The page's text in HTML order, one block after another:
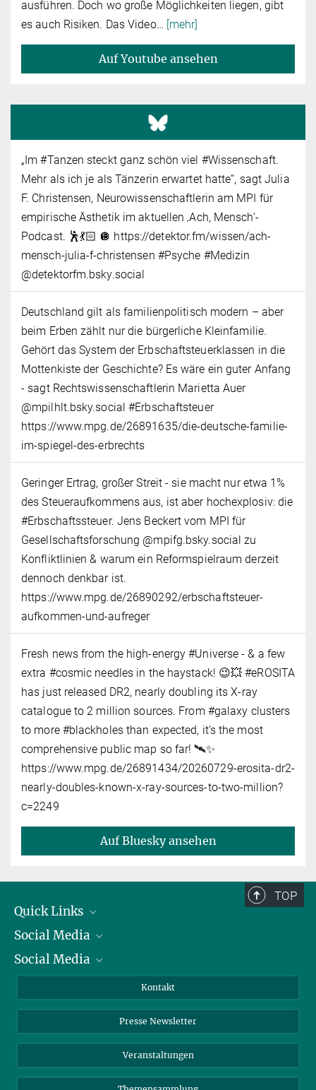
ausführen. Doch wo große Möglichkeiten liegen, gibt
es auch Risiken. Das Video… [mehr]
Auf Youtube ansehen
„Im #Tanzen steckt ganz schön viel #Wissenschaft.
Mehr als ich je als Tänzerin erwartet hatte“, sagt Julia
F. Christensen, Neurowissenschaftlerin am MPI für
empirische Ästhetik im aktuellen ‚Ach, Mensch‘-
Podcast. 🕺💃🏻 🪩 https://detektor.fm/wissen/ach-
mensch-julia-f-christensen #Psyche #Medizin
@detektorfm.bsky.social
Deutschland gilt als familienpolitisch modern – aber
beim Erben zählt nur die bürgerliche Kleinfamilie.
Gehört das System der Erbschaftsteuerklassen in die
Mottenkiste der Geschichte? Es wäre ein guter Anfang
- sagt Rechtswissenschaftlerin Marietta Auer
@mpilhlt.bsky.social #Erbschaftsteuer
https://www.mpg.de/26891635/die-deutsche-familie-
im-spiegel-des-erbrechts
Geringer Ertrag, großer Streit - sie macht nur etwa 1%
des Steueraufkommens aus, ist aber hochexplosiv: die
#Erbschaftssteuer. Jens Beckert vom MPI für
Gesellschaftsforschung @mpifg.bsky.social zu
Konfliktlinien & warum ein Reformspielraum derzeit
dennoch denkbar ist.
https://www.mpg.de/26890292/erbschaftsteuer-
aufkommen-und-aufreger
Fresh news from the high-energy #Universe - & a few
extra #cosmic needles in the haystack! 😉💥 #eROSITA
has just released DR2, nearly doubling its X-ray
catalogue to 2 million sources. From #galaxy clusters
to more #blackholes than expected, it’s the most
comprehensive public map so far! 🛰️✨
https://www.mpg.de/26891434/20260729-erosita-dr2-
nearly-doubles-known-x-ray-sources-to-two-million?
c=2249
Auf Bluesky ansehen
TOP
Quick Links
Präsident
Zahlen und Fakten
Social Media
Bluesky
TikTok
Social Media
Instagram
YouTube
Kontakt
Presse Newsletter
Veranstaltungen